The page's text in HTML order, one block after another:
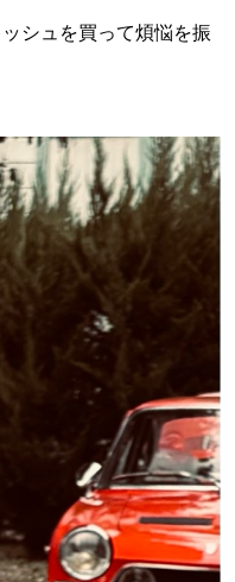
シュを買って煩悩を振